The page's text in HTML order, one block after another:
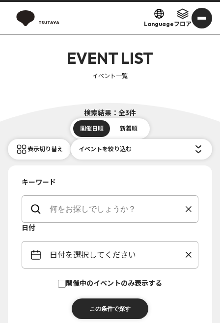
Languageフロア
EVENT LIST
イベント一覧
検索結果：全3件
開催日順 新着順
表示切り替え イベントを絞り込む
キーワード
日付
日付を選択してください
開催中のイベントのみ表示する